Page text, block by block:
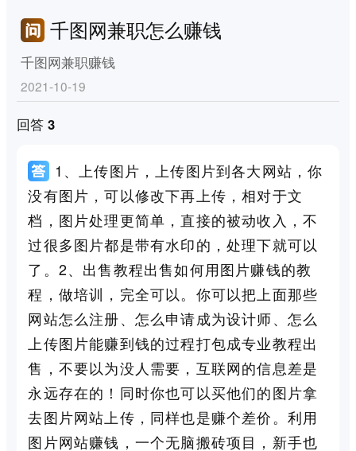
千图网兼职怎么赚钱
千图网兼职赚钱
2021-10-19
回答 3
1、上传图片，上传图片到各大网站，你
没有图片，可以修改下再上传，相对于文
档，图片处理更简单，直接的被动收入，不
过很多图片都是带有水印的，处理下就可以
了。2、出售教程出售如何用图片赚钱的教
程，做培训，完全可以。你可以把上面那些
网站怎么注册、怎么申请成为设计师、怎么
上传图片能赚到钱的过程打包成专业教程出
售，不要以为没人需要，互联网的信息差是
永远存在的！同时你也可以买他们的图片拿
去图片网站上传，同样也是赚个差价。利用
图片网站赚钱，一个无脑搬砖项目，新手也